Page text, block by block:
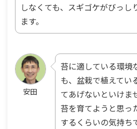
しなくても、スギゴケがびっし
ます。
安田
苔に適している環境
も、盆栽で植えてい
てあげないといけま
苔を育てようと思っ
するくらいの気持ち